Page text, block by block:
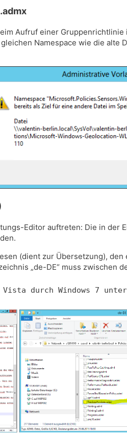
Aufruf einer
Namespace wie die alte
Editor auftreten: Die in der
(dient zur Übersetzung),
„de-DE“ muss zwischen
Vista durch Windows 7